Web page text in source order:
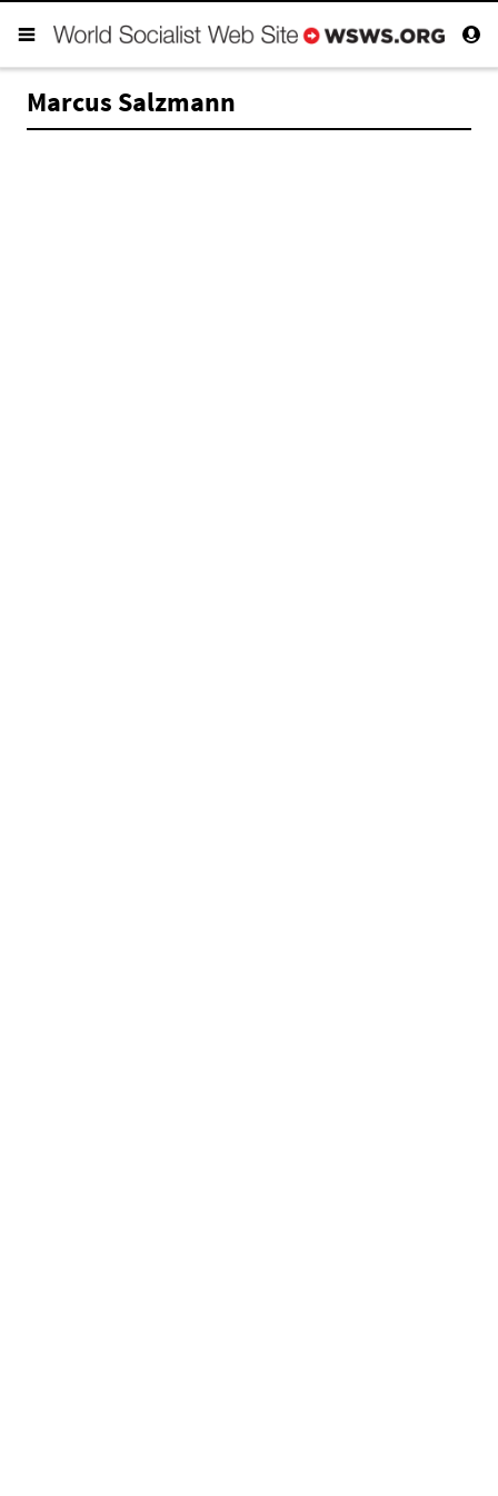
Marcus Salzmann